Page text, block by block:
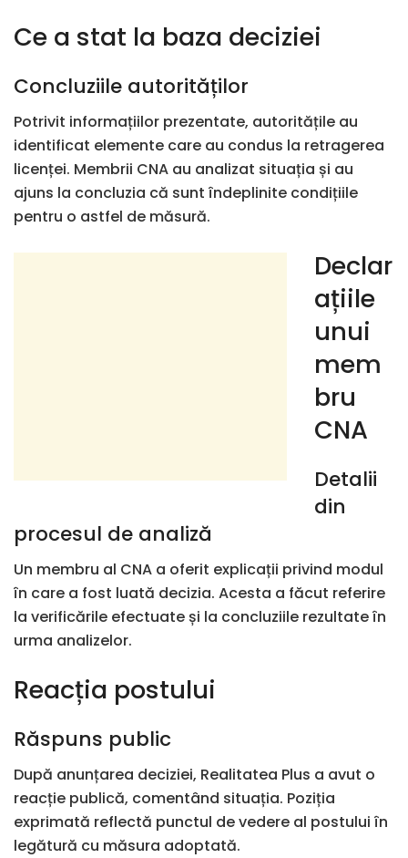
Ce a stat la baza deciziei
Concluziile autorităților
Potrivit informațiilor prezentate, autoritățile au
identificat elemente care au condus la retragerea
licenței. Membrii CNA au analizat situația și au
ajuns la concluzia că sunt îndeplinite condițiile
pentru o astfel de măsură.
Declar
ațiile
unui
mem
bru
CNA
Detalii
din
procesul de analiză
Un membru al CNA a oferit explicații privind modul
în care a fost luată decizia. Acesta a făcut referire
la verificările efectuate și la concluziile rezultate în
urma analizelor.
Reacția postului
Răspuns public
După anunțarea deciziei, Realitatea Plus a avut o
reacție publică, comentând situația. Poziția
exprimată reflectă punctul de vedere al postului în
legătură cu măsura adoptată.